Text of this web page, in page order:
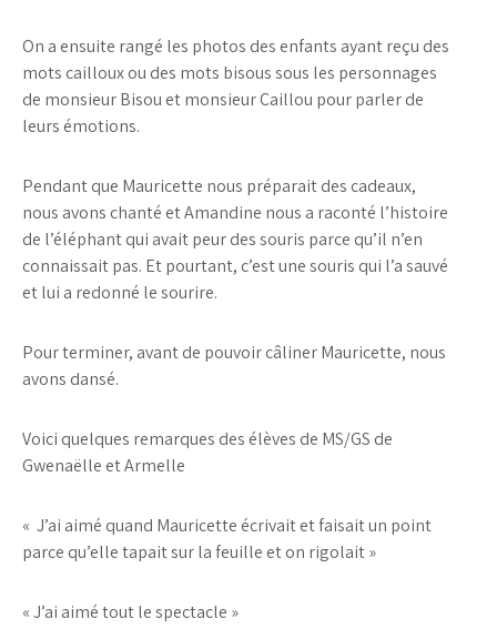
On a ensuite rangé les photos des enfants ayant reçu des
mots cailloux ou des mots bisous sous les personnages
de monsieur Bisou et monsieur Caillou pour parler de
leurs émotions.
Pendant que Mauricette nous préparait des cadeaux,
nous avons chanté et Amandine nous a raconté l’histoire
de l’éléphant qui avait peur des souris parce qu’il n’en
connaissait pas. Et pourtant, c’est une souris qui l’a sauvé
et lui a redonné le sourire.
Pour terminer, avant de pouvoir câliner Mauricette, nous
avons dansé.
Voici quelques remarques des élèves de MS/GS de
Gwenaëlle et Armelle
« J’ai aimé quand Mauricette écrivait et faisait un point
parce qu’elle tapait sur la feuille et on rigolait »
« J’ai aimé tout le spectacle »